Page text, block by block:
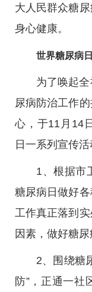
大人民群众糖
身心健康。
世界糖尿病
为了唤起
尿病防治工作
心，于11月14
日一系列宣传
1、根据市
糖尿病日做好
工作真正落到
因素，做好糖尿
2、围绕糖
防”，正通一社